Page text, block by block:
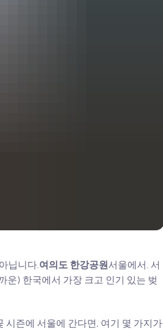
닙니다.여의도 한강공원서울에서. 서
운) 한국에서 가장 크고 인기 있는 벚
시즌에 서울에 간다면, 여기 몇 가지가